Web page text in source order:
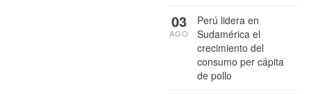
Perú lidera en
Sudamérica el
crecimiento del
consumo per cápita
de pollo
03
AGO